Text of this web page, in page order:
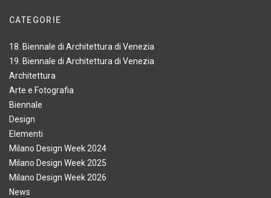
CATEGORIE
18. Biennale di Architettura di Venezia
19. Biennale di Architettura di Venezia
Architettura
Arte e Fotografia
Biennale
Design
Elementi
Milano Design Week 2024
Milano Design Week 2025
Milano Design Week 2026
News